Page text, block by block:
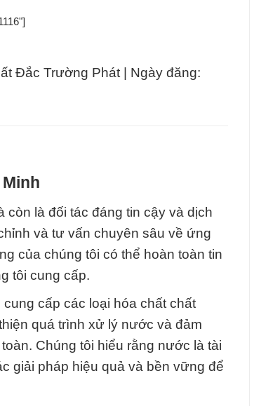
Đắc Trường Phát | Ngày đăng:
là đối tác đáng tin cậy và dịch
và tư vấn chuyên sâu về ứng
của chúng tôi có thể hoàn toàn tin
tôi cung cấp.
cấp các loại hóa chất chất
quá trình xử lý nước và đảm
Chúng tôi hiểu rằng nước là tài
giải pháp hiệu quả và bền vững để